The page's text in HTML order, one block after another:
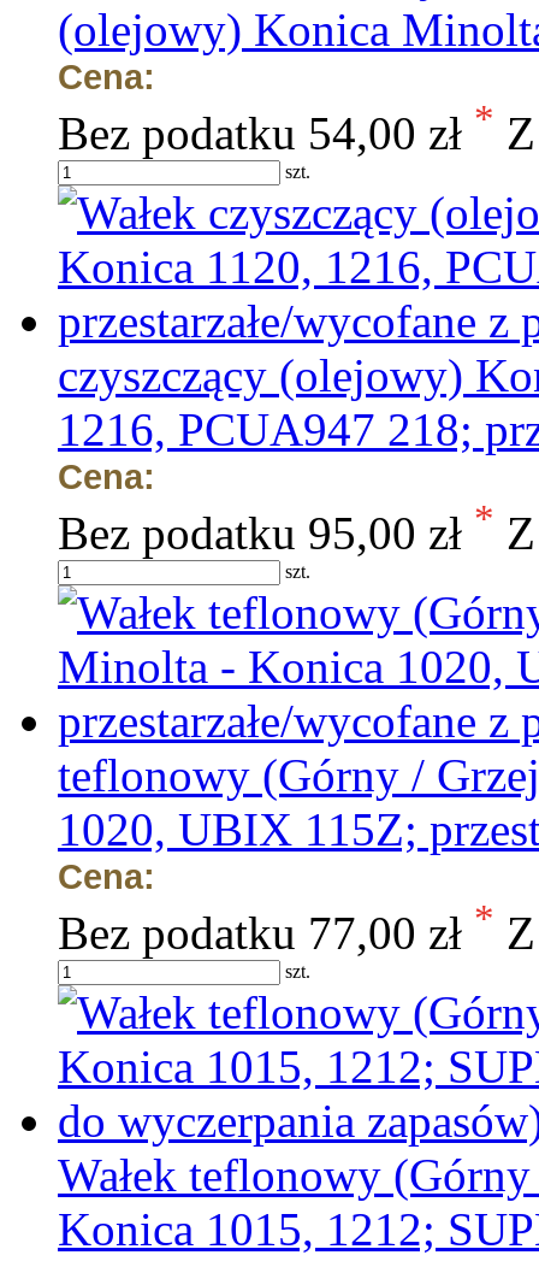
(olejowy) Konica
Cena:
Bez podatku 54,00 zł *
szt.
czyszczący (olejowy)
1216, PCUA947 218;
Cena:
Bez podatku 95,00 zł *
szt.
teflonowy (Górny /
1020, UBIX 115Z;
Cena:
Bez podatku 77,00 zł *
szt.
Wałek teflonowy
Konica 1015, 1212;